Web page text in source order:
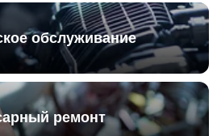
обслуживание
ремонт